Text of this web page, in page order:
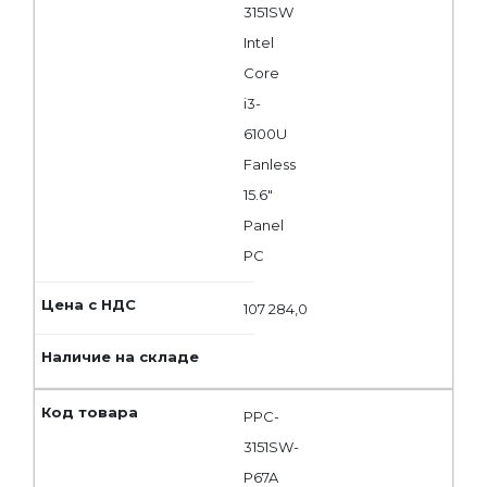
3151SW
Intel
Core
i3-
6100U
Fanless
15.6"
Panel
PC
107 284,0
PPC-
3151SW-
P67A